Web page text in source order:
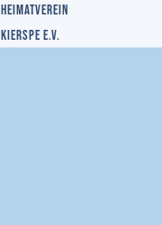
Heimatverein
Kierspe e.v.